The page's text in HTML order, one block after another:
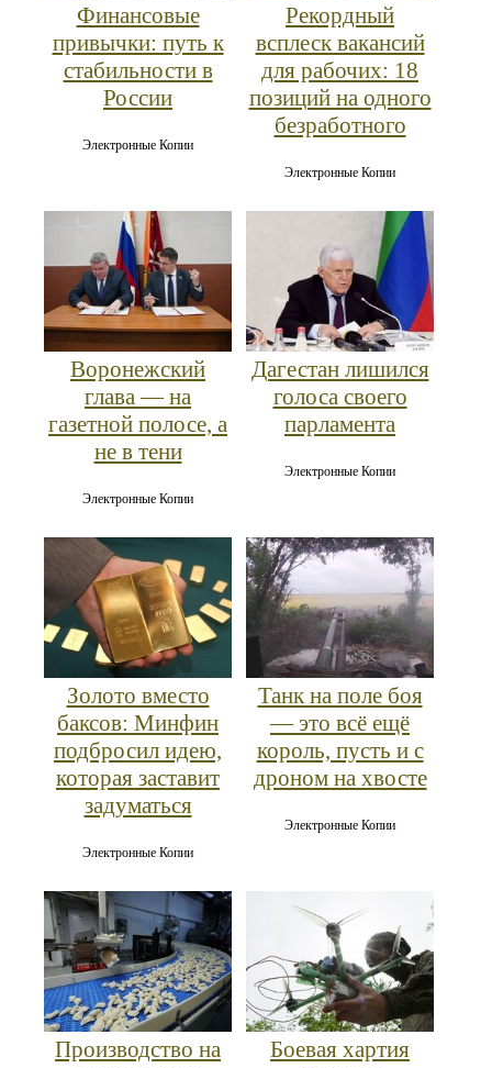
Финансовые
привычки: путь к
стабильности в
России
Электронные Копии
Рекордный
всплеск вакансий
для рабочих: 18
позиций на одного
безработного
Электронные Копии
Воронежский
глава — на
газетной полосе, а
не в тени
Электронные Копии
Дагестан лишился
голоса своего
парламента
Электронные Копии
Золото вместо
баксов: Минфин
подбросил идею,
которая заставит
задуматься
Электронные Копии
Танк на поле боя
— это всё ещё
король, пусть и с
дроном на хвосте
Электронные Копии
Производство на
Боевая хартия